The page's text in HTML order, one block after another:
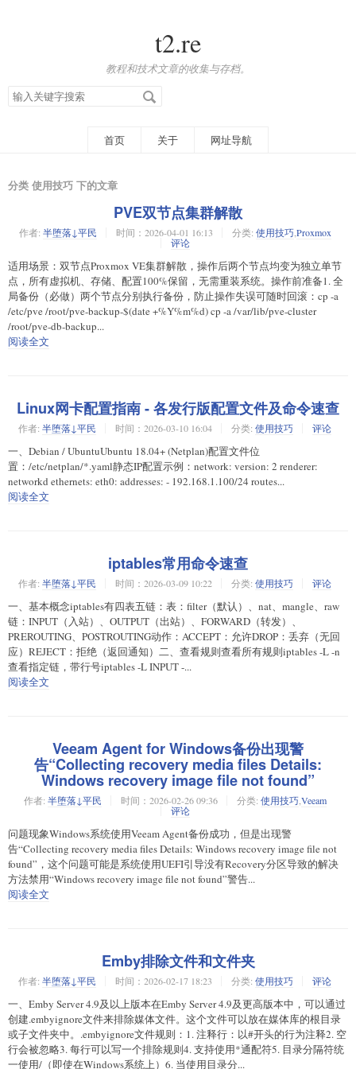
t2.re
教程和技术文章的收集与存档。
搜
索
首页 关于 网址导航
分类 使用技巧 下的文章
PVE双节点集群解散
作者: 半堕落↓平民 时间：2026-04-01 16:13 分类: 使用技巧,Proxmox
评论
适用场景：双节点Proxmox VE集群解散，操作后两个节点均变为独立单节
点，所有虚拟机、存储、配置100%保留，无需重装系统。操作前准备1. 全
局备份（必做）两个节点分别执行备份，防止操作失误可随时回滚：cp -a
/etc/pve /root/pve-backup-$(date +%Y%m%d) cp -a /var/lib/pve-cluster
/root/pve-db-backup...
阅读全文
Linux网卡配置指南 - 各发行版配置文件及命令速查
作者: 半堕落↓平民 时间：2026-03-10 16:04 分类: 使用技巧 评论
一、Debian / UbuntuUbuntu 18.04+ (Netplan)配置文件位
置：/etc/netplan/*.yaml静态IP配置示例：network: version: 2 renderer:
networkd ethernets: eth0: addresses: - 192.168.1.100/24 routes...
阅读全文
iptables常用命令速查
作者: 半堕落↓平民 时间：2026-03-09 10:22 分类: 使用技巧 评论
一、基本概念iptables有四表五链：表：filter（默认）、nat、mangle、raw
链：INPUT（入站）、OUTPUT（出站）、FORWARD（转发）、
PREROUTING、POSTROUTING动作：ACCEPT：允许DROP：丢弃（无回
应）REJECT：拒绝（返回通知）二、查看规则查看所有规则iptables -L -n
查看指定链，带行号iptables -L INPUT -...
阅读全文
Veeam Agent for Windows备份出现警
告“Collecting recovery media files Details:
Windows recovery image file not found”
作者: 半堕落↓平民 时间：2026-02-26 09:36 分类: 使用技巧,Veeam
评论
问题现象Windows系统使用Veeam Agent备份成功，但是出现警
告“Collecting recovery media files Details: Windows recovery image file not
found”，这个问题可能是系统使用UEFI引导没有Recovery分区导致的解决
方法禁用“Windows recovery image file not found”警告...
阅读全文
Emby排除文件和文件夹
作者: 半堕落↓平民 时间：2026-02-17 18:23 分类: 使用技巧 评论
一、Emby Server 4.9及以上版本在Emby Server 4.9及更高版本中，可以通过
创建.embyignore文件来排除媒体文件。这个文件可以放在媒体库的根目录
或子文件夹中。.embyignore文件规则：1. 注释行：以#开头的行为注释2. 空
行会被忽略3. 每行可以写一个排除规则4. 支持使用*通配符5. 目录分隔符统
一使用/（即使在Windows系统上）6. 当使用目录分...